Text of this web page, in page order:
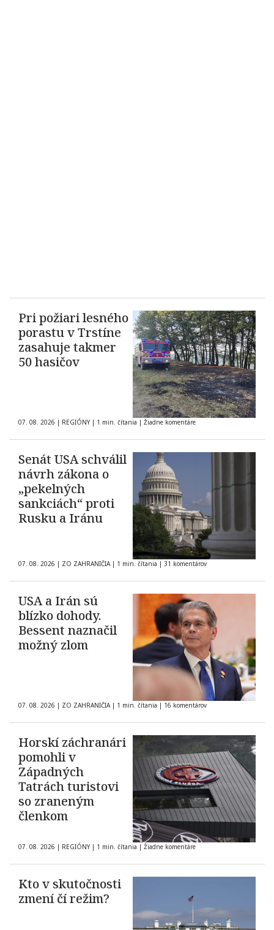
Pri požiari lesného
porastu v Trstíne
zasahuje takmer
50 hasičov
07. 08. 2026 | REGIÓNY | 1 min. čítania | Žiadne komentáre
Senát USA schválil
návrh zákona o
„pekelných
sankciách“ proti
Rusku a Iránu
07. 08. 2026 | ZO ZAHRANIČIA | 1 min. čítania | 31 komentárov
USA a Irán sú
blízko dohody.
Bessent naznačil
možný zlom
07. 08. 2026 | ZO ZAHRANIČIA | 1 min. čítania | 16 komentárov
Horskí záchranári
pomohli v
Západných
Tatrách turistovi
so zraneným
členkom
07. 08. 2026 | REGIÓNY | 1 min. čítania | Žiadne komentáre
Kto v skutočnosti
zmení čí režim?